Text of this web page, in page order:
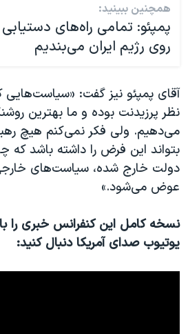
همچنین ببینید:
پمپئو: تمامی راه‌های
روی رژیم ایران می‌بندیم
آقای پمپئو نیز گفت: «سیاست‌هایی
نظر پرزیدنت بوده و ما بهترین
می‌دهیم. ولی فکر نمی‌کنم هیچ
بتواند این فرض را داشته باشد که
دولت خارج شده، سیاست‌های
عوض می‌شود.»‍
نسخه کامل این کنفرانس خبری را
یوتیوب صدای آمریکا دنبال کنید: